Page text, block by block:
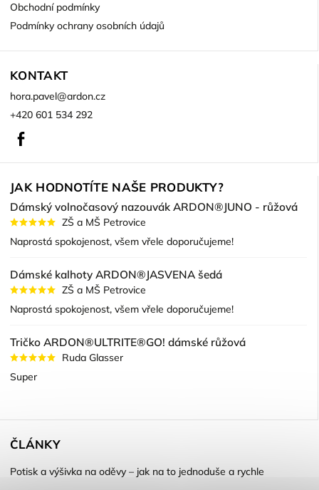
Obchodní podmínky
Podmínky ochrany osobních údajů
KONTAKT
hora.pavel@ardon.cz
+420 601 534 292
JAK HODNOTÍTE NAŠE PRODUKTY?
Dámský volnočasový nazouvák ARDON®JUNO - růžová
ZŠ a MŠ Petrovice
Naprostá spokojenost, všem vřele doporučujeme!
Dámské kalhoty ARDON®JASVENA šedá
ZŠ a MŠ Petrovice
Naprostá spokojenost, všem vřele doporučujeme!
Tričko ARDON®ULTRITE®GO! dámské růžová
Ruda Glasser
Super
ČLÁNKY
Potisk a výšivka na oděvy – jak na to jednoduše a rychle